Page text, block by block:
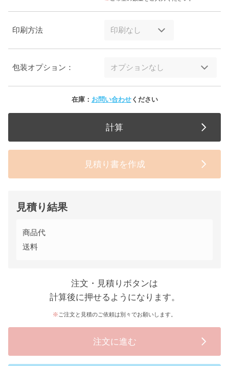
印刷方法
包装オプション：
在庫： お問い合わせください
計算
見積り書を作成
見積り結果
商品代
送料
注文・見積りボタンは
計算後に押せるようになります。
ご注文と見積のご依頼は別々でお願いします。
注文に進む